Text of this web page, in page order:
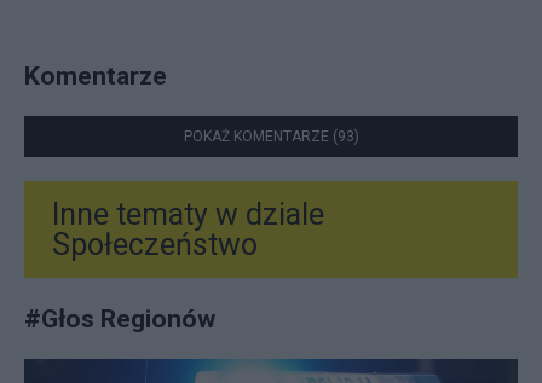
Komentarze
POKAŻ KOMENTARZE (93)
Inne tematy w dziale
Społeczeństwo
#Głos Regionów